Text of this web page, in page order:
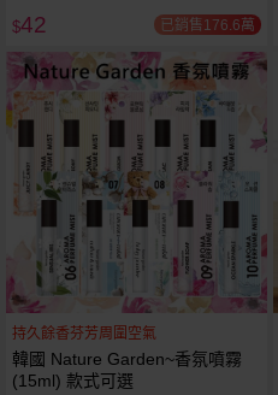
$42 已銷售176.6萬
持久餘香芬芳周圍空氣
韓國 Nature Garden~香氛噴霧
(15ml) 款式可選